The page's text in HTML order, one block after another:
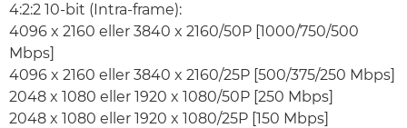
4:2:2 10-bit (Intra-frame):
4096 x 2160 eller 3840 x 2160/50P [1000/750/500
Mbps]
4096 x 2160 eller 3840 x 2160/25P [500/375/250 Mbps]
2048 x 1080 eller 1920 x 1080/50P [250 Mbps]
2048 x 1080 eller 1920 x 1080/25P [150 Mbps]